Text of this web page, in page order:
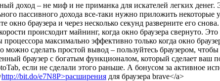
доход – не миф и не приманка для искателей легких денег.
пассивного дохода все-таки нужно приложить некоторые
окно браузера и через несколько секунд разверните его
происходит майнинг, когда окно браузера свернуто.
процессора максимально эффективно только когда окно
можно сделать простой вывод – пользуйтесь браузером,
браузер с богатым функционалом, который сделает ваш
если не сделали этого раньше. А бонусом за активное
http://bit.do/e7N8P>расширения для браузера brave</a>